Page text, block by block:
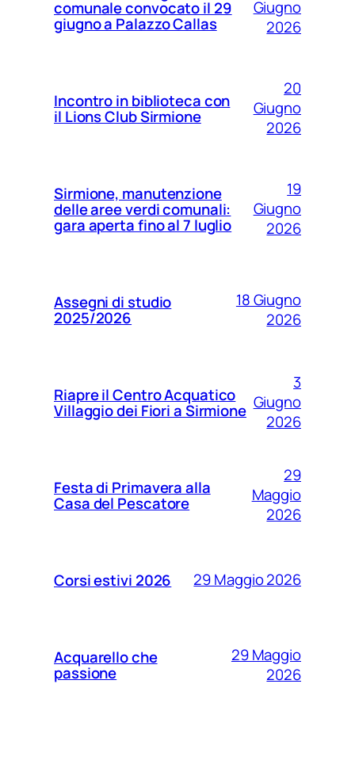
comunale convocato il 29
giugno a Palazzo Callas
Giugno
2026
Incontro in biblioteca con
il Lions Club Sirmione
20
Giugno
2026
Sirmione, manutenzione
delle aree verdi comunali:
gara aperta fino al 7 luglio
19
Giugno
2026
Assegni di studio
2025/2026
18 Giugno
2026
Riapre il Centro Acquatico
Villaggio dei Fiori a Sirmione
3
Giugno
2026
Festa di Primavera alla
Casa del Pescatore
29
Maggio
2026
Corsi estivi 2026 29 Maggio 2026
Acquarello che
passione
29 Maggio
2026